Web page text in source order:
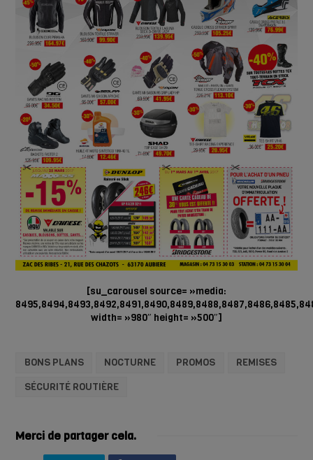
[su_carousel source= »media:
width= »980″ height= »500″]
BONS PLANS NOCTURNE PROMOS
REMISES
SÉCURITÉ ROUTIÈRE
Merci de partager cela.